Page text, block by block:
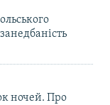
ночей. Про